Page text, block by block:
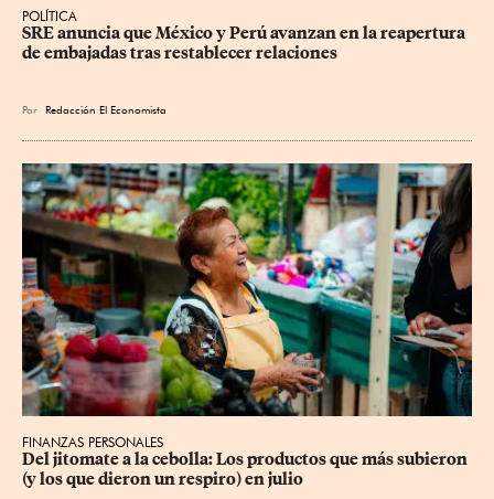
POLÍTICA
SRE anuncia que México y Perú avanzan en la reapertura
de embajadas tras restablecer relaciones
Por Redacción El Economista
FINANZAS PERSONALES
Del jitomate a la cebolla: Los productos que más subieron
(y los que dieron un respiro) en julio